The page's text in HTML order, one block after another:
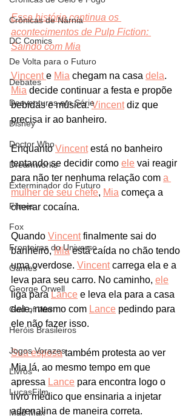
Crônicas de Nárnia
DC Comics
De Volta para o Futuro
Debates
Desventuras em Série
Disney
Doctor Who
Dreamworks
Exterminador do Futuro
Filmes
Fox
Fronteiras do Universo
Games
George Orwell
God of War
Heróis Brasileiros
Jogos Vorazes
Livros
LucasFilm
Mad Max
Essa história continua os
acontecimentos de Pulp Fiction:
Saindo com Mia
Vincent e Mia chegam na casa dela.
Mia decide continuar a festa e propõe
bebidas e música. Vincent diz que
precisa ir ao banheiro.
Enquanto Vincent está no banheiro
tentando se decidir como ele vai reagir
para não ter nenhuma relação com a
mulher de seu chefe, Mia começa a
cheirar cocaína.
Quando Vincent finalmente sai do
banheiro, Mia está caída no chão tendo
uma overdose. Vincent carrega ela e a
leva para seu carro. No caminho, ele
liga para Lance e leva ela para a casa
dele, mesmo com Lance pedindo para
ele não fazer isso.
Sua esposa também protesta ao ver
Mia lá, ao mesmo tempo em que
apressa Lance para encontra logo o
livro médico que ensinaria a injetar
adrenalina de maneira correta.